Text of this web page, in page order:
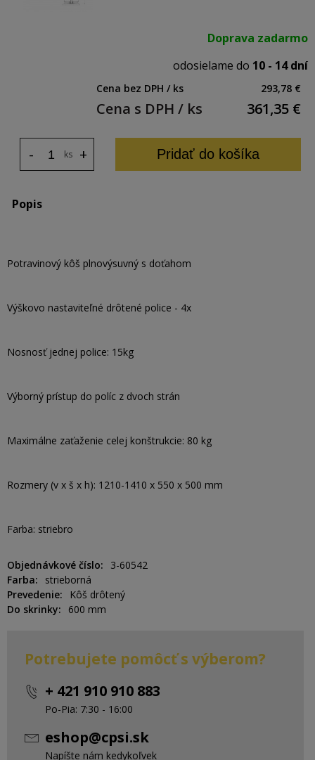
Doprava zadarmo
odosielame do 10 - 14 dní
Cena bez DPH / ks 293,78 €
Cena s DPH / ks 361,35 €
ks +
- Pridať do košíka
Popis
Potravinový kôš plnovýsuvný s doťahom
Výškovo nastaviteľné drôtené police - 4x
Nosnosť jednej police: 15kg
Výborný prístup do políc z dvoch strán
Maximálne zaťaženie celej konštrukcie: 80 kg
Rozmery (v x š x h): 1210-1410 x 550 x 500 mm
Farba: striebro
Objednávkové číslo
3-60542
Farba
strieborná
Prevedenie
Kôš drôtený
Do skrinky
600 mm
Potrebujete pomôcť s výberom?
+ 421 910 910 883
Po-Pia: 7:30 - 16:00
eshop@cpsi.sk
Napíšte nám kedykoľvek